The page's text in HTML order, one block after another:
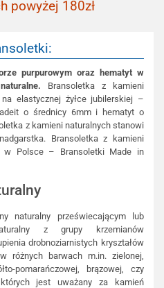
powyżej 180zł
purpurowym oraz hematyt w
Bransoletka z kamieni
elastycznej żyłce jubilerskiej –
o średnicy 6mm i hematyt o
z kamieni naturalnych stanowi
Bransoletka z kamieni
w Polsce – Bransoletki Made in
naturalny przeświecającym lub
z grupy krzemianów
drobnoziarnistych kryształów
różnych barwach m.in. zielonej,
pomarańczowej, brązowej, czy
jest uważany za kamień